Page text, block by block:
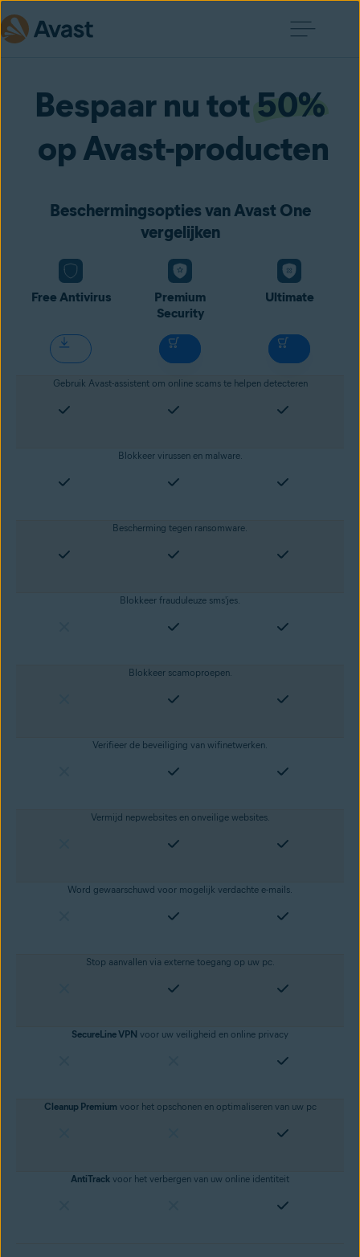
Bespaar nu tot50%
op Avast-producten
Beschermingsopties van Avast One
vergelijken
Free Antivirus
Premium
Security
Ultimate
Gebruik Avast-assistent om online scams te helpen detecteren
Blokkeer virussenen malware.
Bescherming tegen ransomware.
Blokkeer frauduleuze sms'jes.
Blokkeer scamoproepen.
Verifieer de beveiliging van wifinetwerken.
Vermijd nepwebsites en onveilige websites.
Word gewaarschuwd voor mogelijk verdachte e-mails.
Stop aanvallen via externe toegang op uw pc.
SecureLine VPN voor uw veiligheid en online privacy
Cleanup Premium voor het opschonen en optimaliseren van uw pc
AntiTrack voor het verbergen van uw online identiteit